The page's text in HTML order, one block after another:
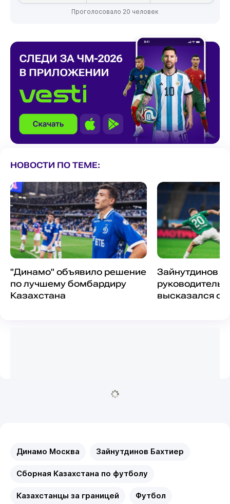
Проголосовало 20 человек
НОВОСТИ ПО ТЕМЕ:
"Динамо" объявило решение
по лучшему бомбардиру
Казахстана
Зайнутдинов
руководитель
высказался о
Динамо Москва Зайнутдинов Бахтиер
Сборная Казахстана по футболу
Казахстанцы за границей Футбол